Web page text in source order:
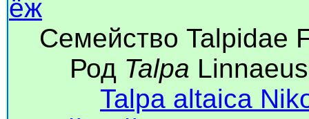
ёж
Семейство Talpidae
Род Talpa
Talpa altaica